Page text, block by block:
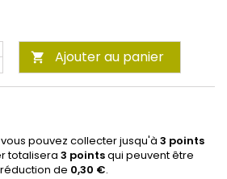
 Ajouter au panier
pouvez collecter jusqu'à 3 points
totalisera 3 pointsqui peuvent être
de 0,30 €.